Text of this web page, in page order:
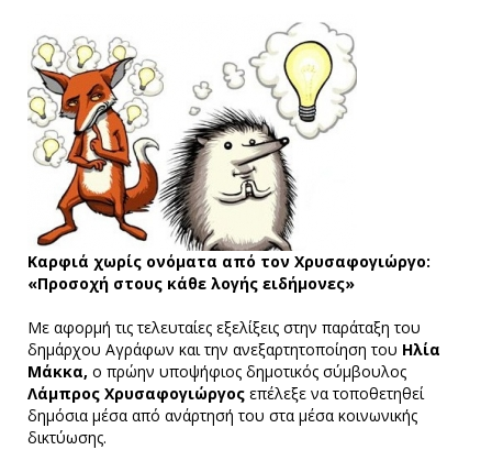
Καρφιά χωρίς ονόματα από τον Χρυσαφογιώργο:
«Προσοχή στους κάθε λογής ειδήμονες»
Με αφορμή τις τελευταίες εξελίξεις στην παράταξη του
δημάρχου Αγράφων και την ανεξαρτητοποίηση του Ηλία
Μάκκα, ο πρώην υποψήφιος δημοτικός σύμβουλος
Λάμπρος Χρυσαφογιώργος επέλεξε να τοποθετηθεί
δημόσια μέσα από ανάρτησή του στα μέσα κοινωνικής
δικτύωσης.